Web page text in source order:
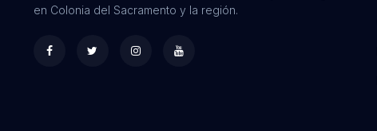
en Colonia del Sacramento y la región.